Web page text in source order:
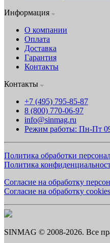
Информация
О компании
Оплата
Доставка
Гарантия
Контакты
Контакты
+7 (495) 795-85-87
8 (800) 770-06-97
info@sinmag.ru
Режим работы: Пн-Пт
Политика обработки
Политика
Согласие на обработку
Согласие на обработку cookies
SINMAG © 2008-2026. Все